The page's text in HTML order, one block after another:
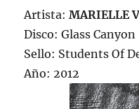
Artista:MARIELLE
Disco: Glass Canyon
Sello: Students Of
Año: 2012